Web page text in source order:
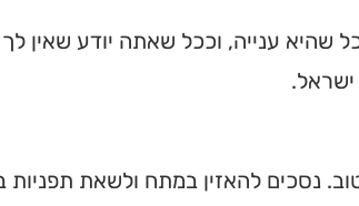
שהיא ענייה, וככל שאתה יודע שאין
נסכים להאזין במתח ולשאת